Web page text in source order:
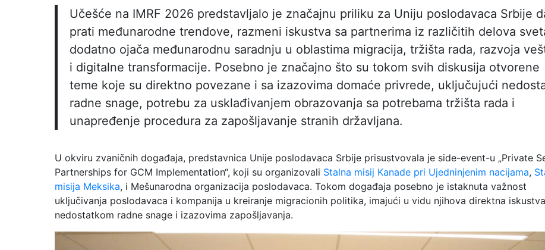
Učešće na IMRF 2026 predstavljalo je značajnu priliku za Uniju poslodavaca Srbije
prati međunarodne trendove, razmeni iskustva sa partnerima iz različitih delova
dodatno ojača međunarodnu saradnju u oblastima migracija, tržišta rada, razvoja
i digitalne transformacije. Posebno je značajno što su tokom svih diskusija otvorene
teme koje su direktno povezane i sa izazovima domaće privrede, uključujući
radne snage, potrebu za usklađivanjem obrazovanja sa potrebama tržišta rada i
unapređenje procedura za zapošljavanje stranih državljana.
U okviru zvaničnih događaja, predstavnica Unije poslodavaca Srbije prisustvovala je side-event-u „Private
Partnerships for GCM Implementation“, koji su organizovali Stalna misij Kanade pri Ujedninjenim nacijama,
misija Meksika, i Mešunarodna organizacija poslodavaca. Tokom događaja posebno je istaknuta važnost
uključivanja poslodavaca i kompanija u kreiranje migracionih politika, imajući u vidu njihova direktna
nedostatkom radne snage i izazovima zapošljavanja.